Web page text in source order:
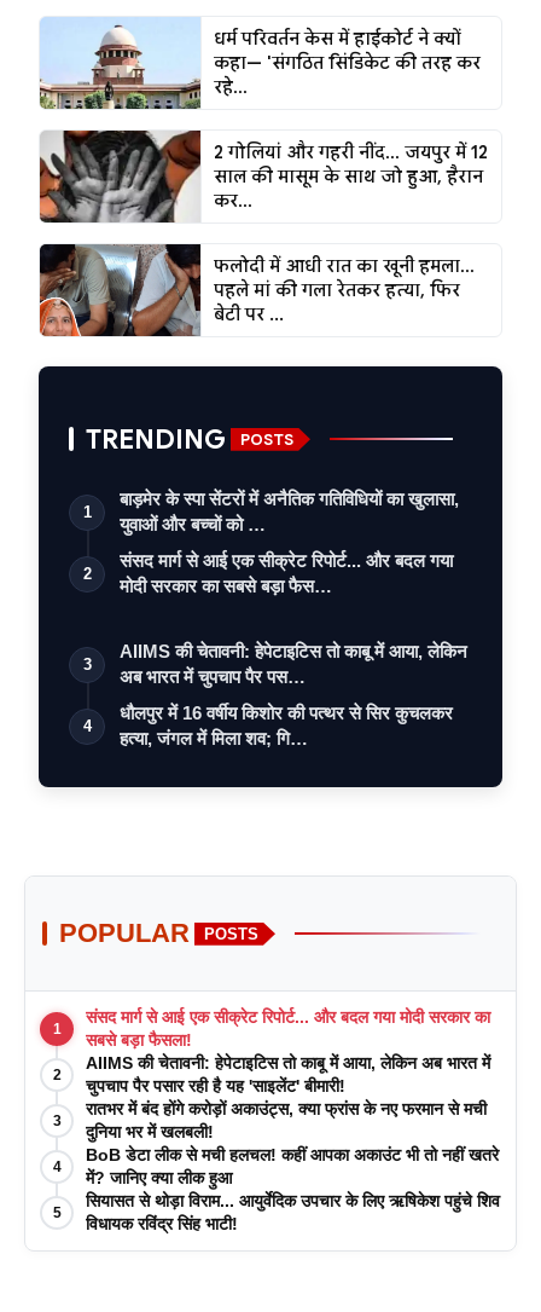
धर्म परिवर्तन केस में हाईकोर्ट ने क्यों
कहा— 'संगठित सिंडिकेट की तरह कर
रहे...
2 गोलियां और गहरी नींद... जयपुर में 12
साल की मासूम के साथ जो हुआ, हैरान
कर...
फलोदी में आधी रात का खूनी हमला...
पहले मां की गला रेतकर हत्या, फिर
बेटी पर ...
TRENDING POSTS
1
बाड़मेर के स्पा सेंटरों में अनैतिक गतिविधियों का खुलासा,
युवाओं और बच्चों को …
2
संसद मार्ग से आई एक सीक्रेट रिपोर्ट... और बदल गया
मोदी सरकार का सबसे बड़ा फैस…
3
AIIMS की चेतावनी: हेपेटाइटिस तो काबू में आया, लेकिन
अब भारत में चुपचाप पैर पस…
4
धौलपुर में 16 वर्षीय किशोर की पत्थर से सिर कुचलकर
हत्या, जंगल में मिला शव; गि…
POPULAR POSTS
1
संसद मार्ग से आई एक सीक्रेट रिपोर्ट... और बदल गया मोदी सरकार का
सबसे बड़ा फैसला!
2
AIIMS की चेतावनी: हेपेटाइटिस तो काबू में आया, लेकिन अब भारत में
चुपचाप पैर पसार रही है यह 'साइलेंट' बीमारी!
3
रातभर में बंद होंगे करोड़ों अकाउंट्स, क्या फ्रांस के नए फरमान से मची
दुनिया भर में खलबली!
4
BoB डेटा लीक से मची हलचल! कहीं आपका अकाउंट भी तो नहीं खतरे
में? जानिए क्या लीक हुआ
5
सियासत से थोड़ा विराम... आयुर्वेदिक उपचार के लिए ऋषिकेश पहुंचे शिव
विधायक रविंद्र सिंह भाटी!